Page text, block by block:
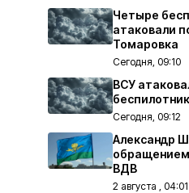
Четыре
атаковали
Томаровка
Сегодня, 09:10
ВСУ
Сегодня, 09:12
Александр
ВДВ
2 августа , 04:01